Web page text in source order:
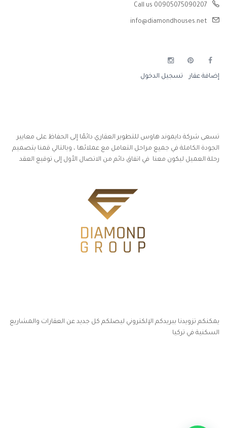
Call us 00905075090207
info@diamondhouses.net
إضافة عقار تسجيل الدخول
تسعى شركة دايموند هاوس للتطوير العقاري دائمًا إلى الحفاظ على معايير
الجودة الكاملة في جميع مراحل التعامل مع عملائها ، وبالتالي قمنا بتصميم
رحلة العميل ليكون معنا في اتفاق دائم من الاتصال الأول إلى توقيع العقد
يمكنكم تزويدنا ببريدكم الإلكتروني ليصلكم كل جديد عن العقارات والمشاريع
السكنية في تركيا